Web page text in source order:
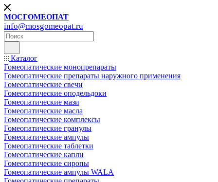
МОСГОМЕОПАТ
info@mosgomeopat.ru
Каталог
Гомеопатические монопрепараты
Гомеопатические препараты наружного применения
Гомеопатические свечи
Гомеопатические оподельдоки
Гомеопатические мази
Гомеопатические масла
Гомеопатические комплексы
Гомеопатические гранулы
Гомеопатические ампулы
Гомеопатические таблетки
Гомеопатические капли
Гомеопатические сиропы
Гомеопатические ампулы WALA